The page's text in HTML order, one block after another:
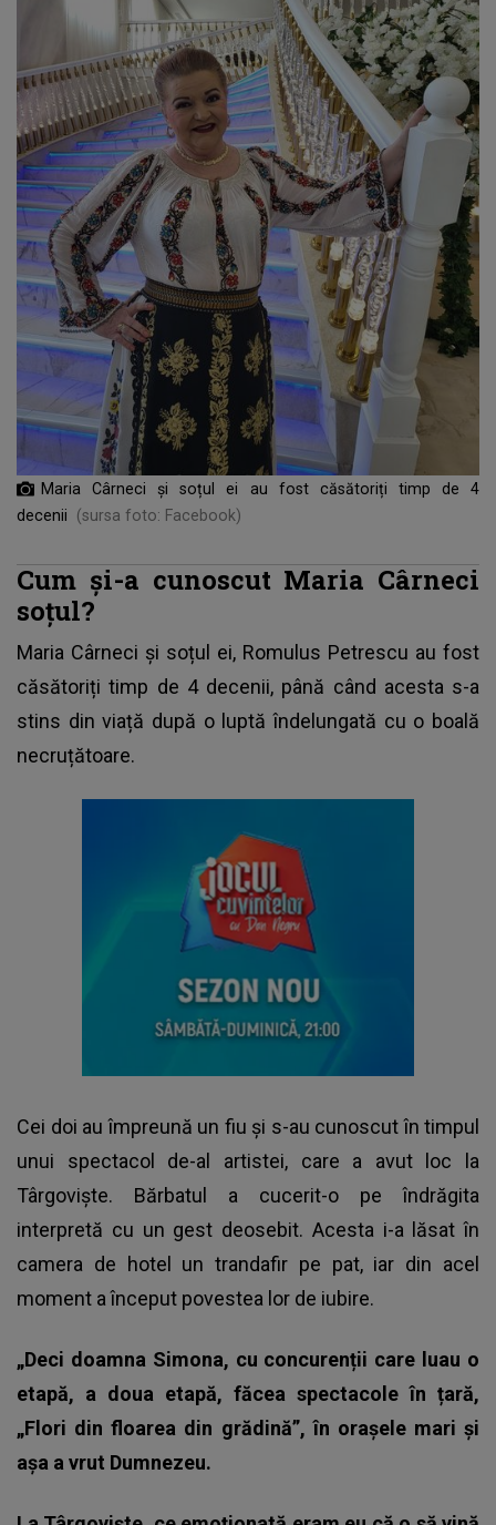
Maria Cârneci și soțul ei au fost căsătoriți timp de 4
decenii
(sursa foto: Facebook)
Cum și-a cunoscut Maria Cârneci
soțul?
Maria Cârneci și soțul ei, Romulus Petrescu au fost
căsătoriți timp de 4 decenii, până când acesta s-a
stins din viață după o luptă îndelungată cu o boală
necruțătoare.
Cei doi au împreună un fiu și s-au cunoscut în timpul
unui spectacol de-al artistei, care a avut loc la
Târgoviște. Bărbatul a cucerit-o pe îndrăgita
interpretă cu un gest deosebit. Acesta i-a lăsat în
camera de hotel un trandafir pe pat, iar din acel
moment a început povestea lor de iubire.
„Deci doamna Simona, cu concurenții care luau o
etapă, a doua etapă, făcea spectacole în țară,
„Flori din floarea din grădină”, în orașele mari și
așa a vrut Dumnezeu.